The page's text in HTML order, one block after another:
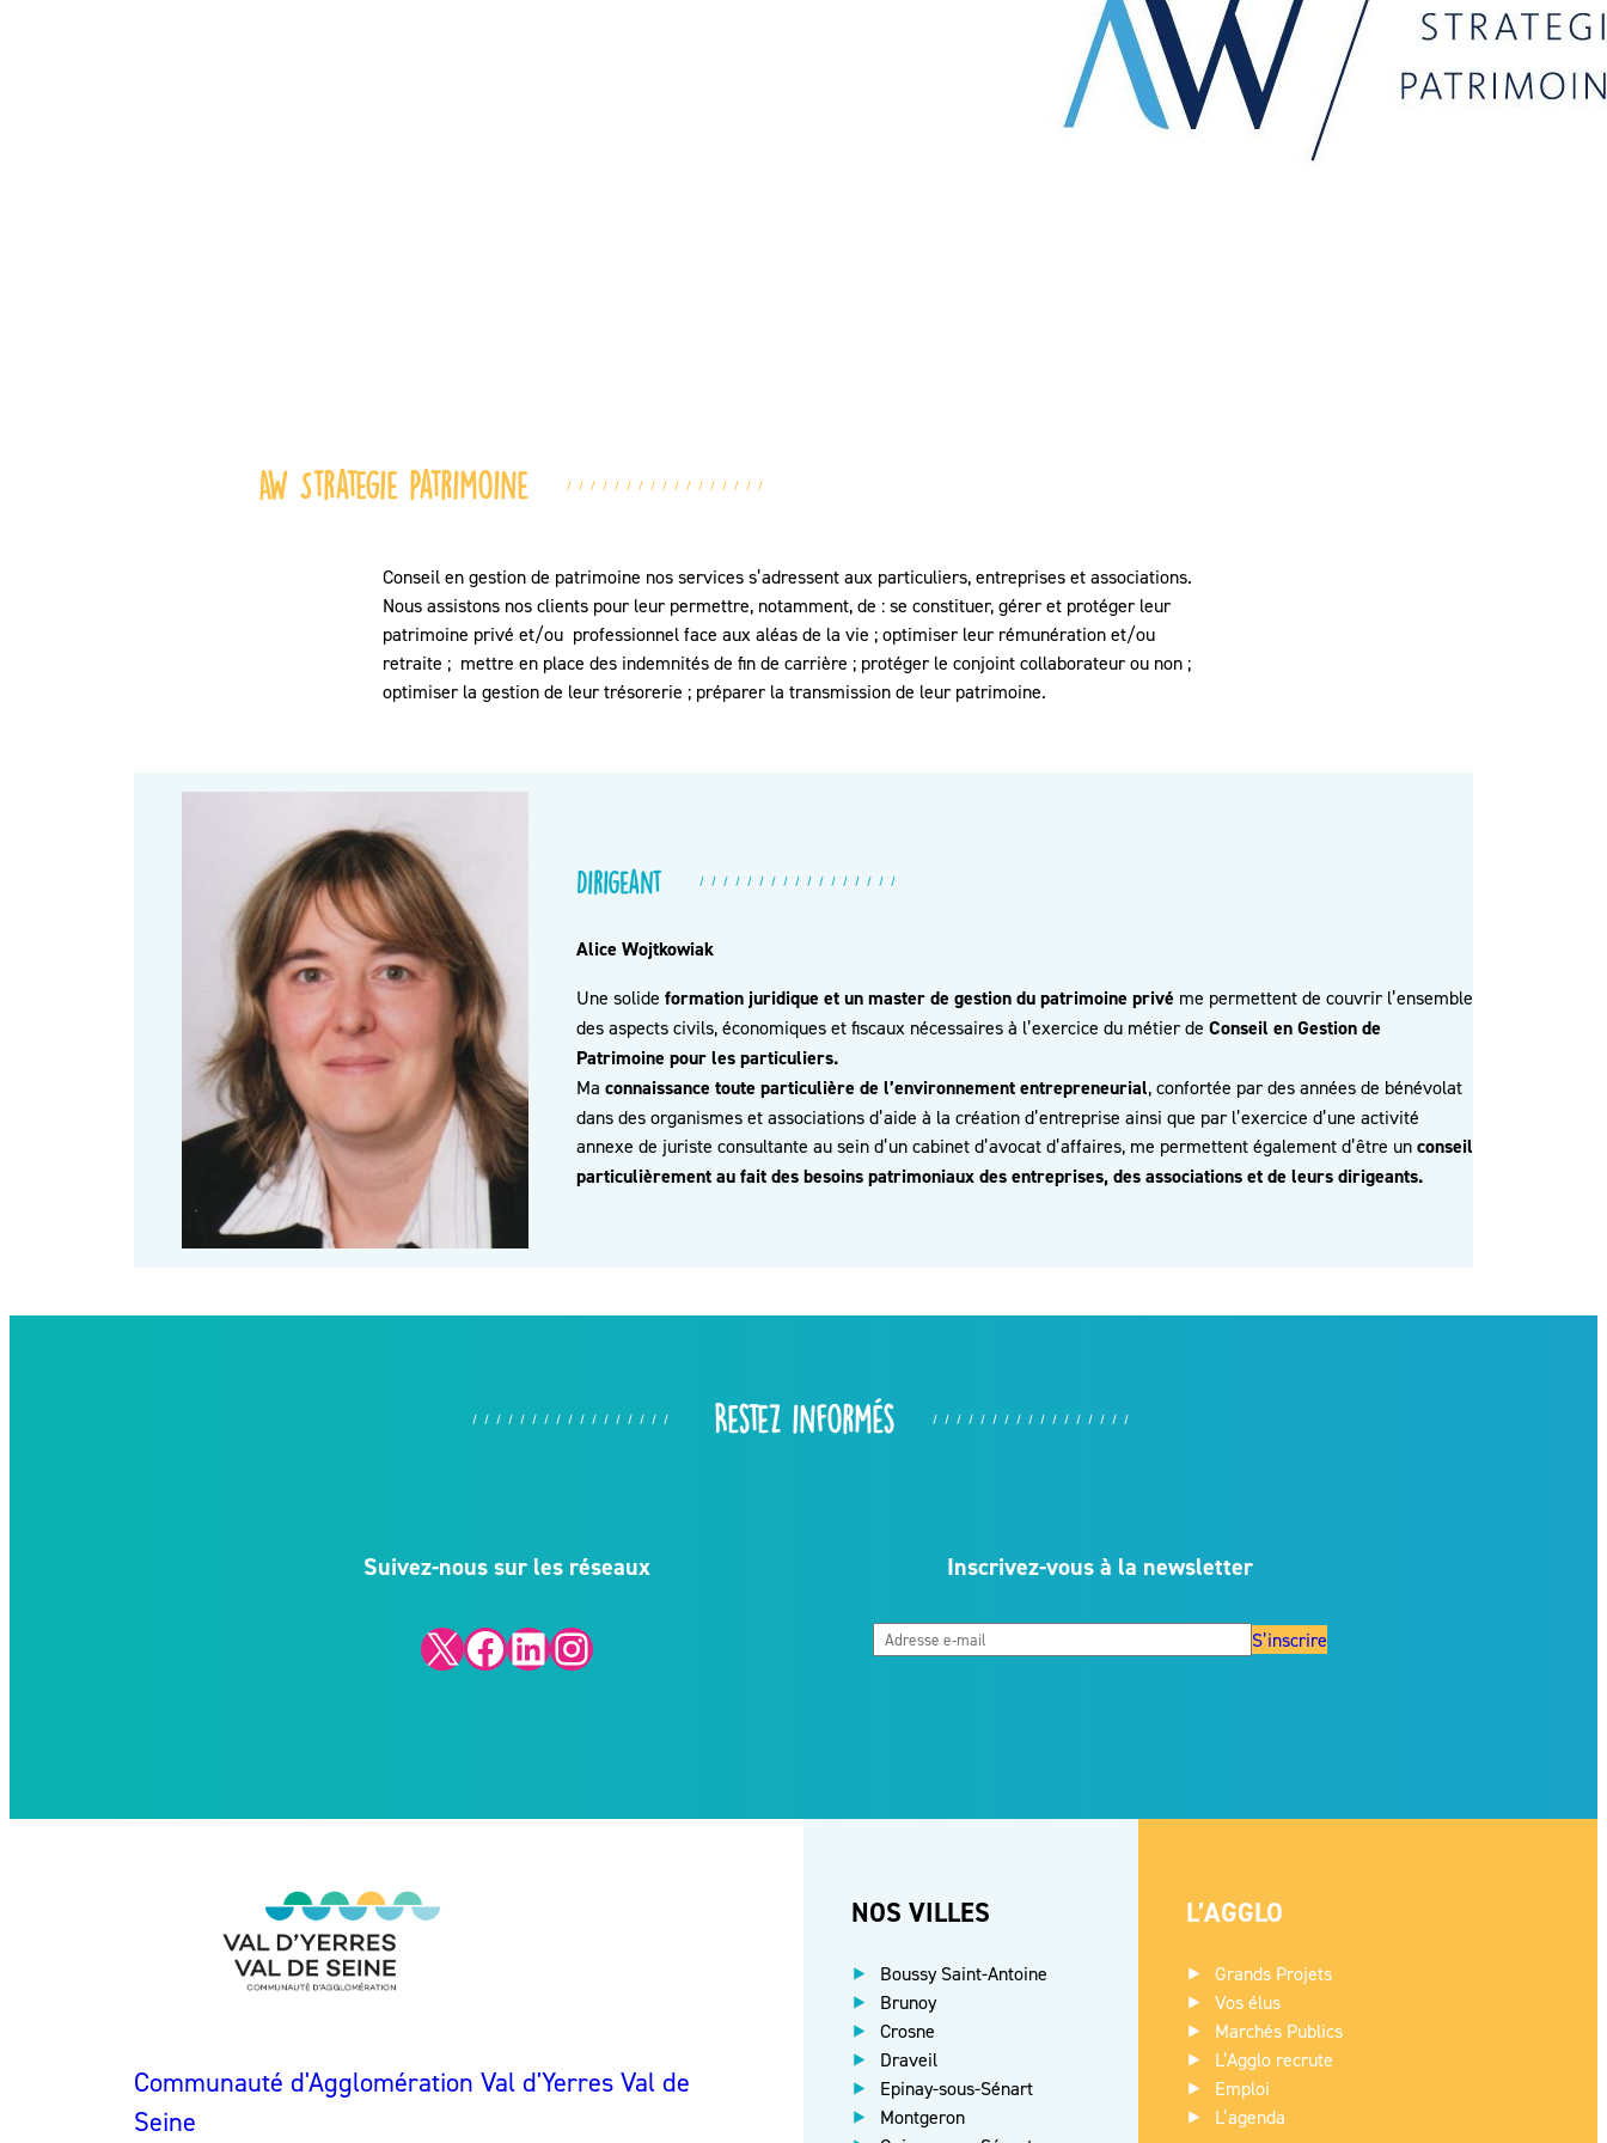
AW Strategie Patrimoine
Conseil en gestion de patrimoine nos services s’adressent aux particuliers, entreprises et associations.
Nous assistons nos clients pour leur permettre, notamment, de : se constituer, gérer et protéger leur
patrimoine privé et/ou professionnel face aux aléas de la vie ; optimiser leur rémunération et/ou
retraite ; mettre en place des indemnités de fin de carrière ; protéger le conjoint collaborateur ou non ;
optimiser la gestion de leur trésorerie ; préparer la transmission de leur patrimoine.
Dirigeant
Alice Wojtkowiak
Une solide formation juridique et un master de gestion du patrimoine privé me permettent de couvrir l’ensemble
des aspects civils, économiques et fiscaux nécessaires à l’exercice du métier de Conseil en Gestion de
Patrimoine pour les particuliers.
Ma connaissance toute particulière de l’environnement entrepreneurial, confortée par des années de bénévolat
dans des organismes et associations d’aide à la création d’entreprise ainsi que par l’exercice d’une activité
annexe de juriste consultante au sein d’un cabinet d’avocat d’affaires, me permettent également d’être un conseil
particulièrement au fait des besoins patrimoniaux des entreprises, des associations et de leurs dirigeants.
Restez informés
Suivez-nous sur les réseaux
X Facebook LinkedIn Instagram
Inscrivez-vous à la newsletter
S’inscrire
Communauté d'Agglomération Val d'Yerres Val de
Seine
NOS VILLES
Boussy Saint-Antoine
Brunoy
Crosne
Draveil
Epinay-sous-Sénart
Montgeron
L’AGGLO
Grands Projets
Vos élus
Marchés Publics
L’Agglo recrute
Emploi
L’agenda